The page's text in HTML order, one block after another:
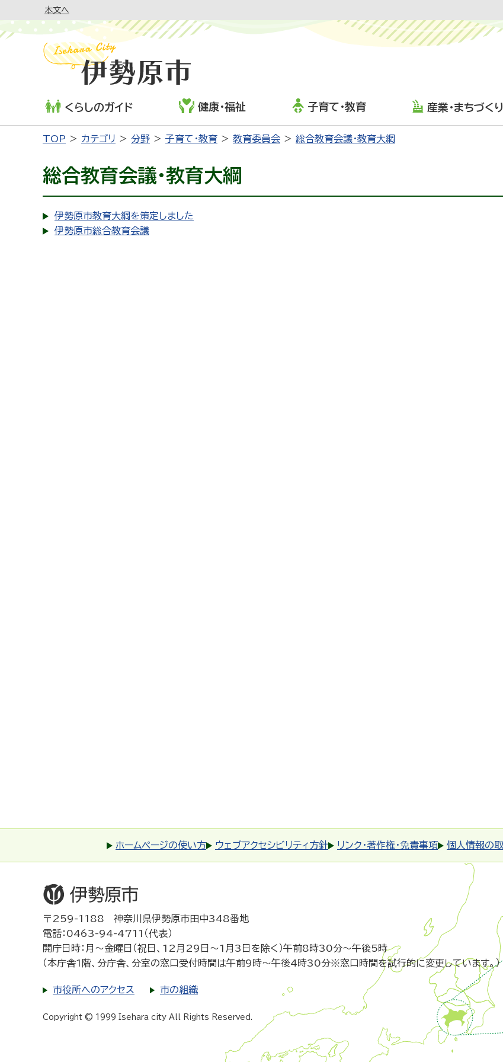
本文へ
くらしのガイド 健康・福祉 子育て・教育 産業・まちづくり
TOP カテゴリ 分野 子育て・教育 教育委員会 総合教育会議・教育大綱
総合教育会議・教育大綱
伊勢原市教育大綱を策定しました
伊勢原市総合教育会議
ホームページの使い方 ウェブアクセシビリティ方針 リンク・著作権・免責事項 個人情報の
〒259-1188 神奈川県伊勢原市田中348番地
電話：0463-94-4711（代表）
開庁日時：月～金曜日（祝日、12月29日～1月3日を除く）午前8時30分～午後5時
（本庁舎1階、分庁舎、分室の窓口受付時間は午前9時～午後4時30分※窓口時間を試行的に変更しています。）
市役所へのアクセス 市の組織
Copyright © 1999 Isehara city All Rights Reserved.